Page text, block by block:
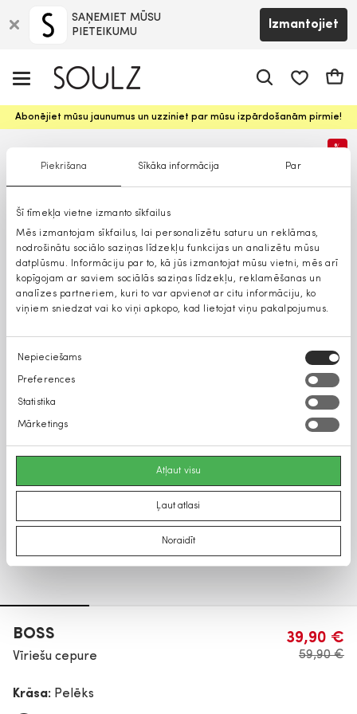
Piekrišana Sīkāka informācija Par
Šī tīmekļa vietne izmanto sīkfailus
Mēs izmantojam sīkfailus, lai personalizētu saturu un reklāmas,
nodrošinātu sociālo saziņas līdzekļu funkcijas un analizētu mūsu
datplūsmu. Informāciju par to, kā jūs izmantojat mūsu vietni, mēs arī
kopīgojam ar saviem sociālās saziņas līdzekļu, reklamēšanas un
analīzes partneriem, kuri to var apvienot ar citu informāciju, ko
viņiem sniedzat vai ko viņi apkopo, kad lietojat viņu pakalpojumus.
Piekrišanas
izvēle
Nepieciešams
Preferences
Statistika
Mārketings
Atļaut visu
Ļaut atlasi
Noraidīt
SAŅEMIET MŪSU
PIETEIKUMU
Izmantojiet
Abonējiet mūsu jaunumus un uzziniet par mūsu izpārdošanām pirmie!
%
BOSS
Vīriešu cepure
39,90 €
59,90 €
Krāsa: Pelēks